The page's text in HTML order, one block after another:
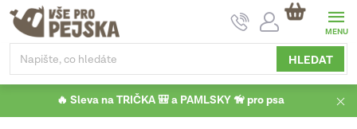
Přejít
obsah
HLEDAT
NÁKUPNÍ
KOŠÍK
🔥 Sleva na TRIČKA 🎒 a PAMLSKY 🦮 pro psa